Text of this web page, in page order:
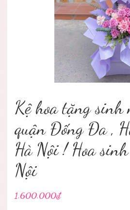
Kệ hoa tặng sinh
quận Đống Đa ,
Hà Nội ! Hoa
Nội
1.600.000₫